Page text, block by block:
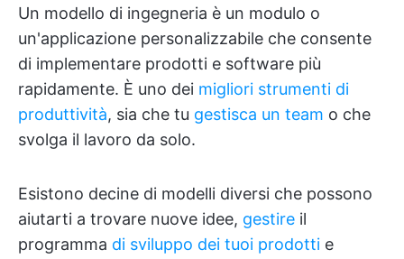
Un modello di ingegneria è un modulo o
un'applicazione personalizzabile che consente
di implementare prodotti e software più
rapidamente. È uno dei migliori strumenti di
produttività, sia che tu gestisca un team o che
svolga il lavoro da solo.
Esistono decine di modelli diversi che possono
aiutarti a trovare nuove idee, gestire il
programma di sviluppo dei tuoi prodotti e